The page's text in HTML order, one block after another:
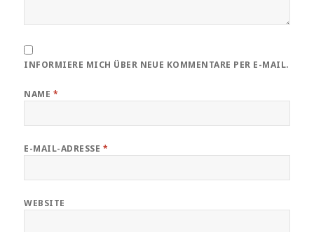
INFORMIERE MICH ÜBER NEUE KOMMENTARE PER E-MAIL.
NAME *
E-MAIL-ADRESSE *
WEBSITE